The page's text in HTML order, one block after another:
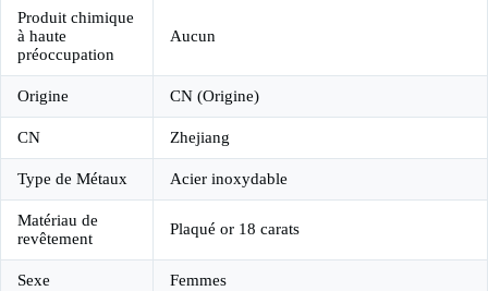
Produit chimique
à haute
préoccupation
Aucun
Origine CN (Origine)
CN Zhejiang
Type de Métaux Acier inoxydable
Matériau de
revêtement
Plaqué or 18 carats
Sexe Femmes